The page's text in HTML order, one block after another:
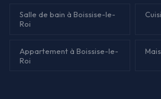
Salle de bain à Boissise-le-
Roi
Appartement à Boissise-le-
Roi